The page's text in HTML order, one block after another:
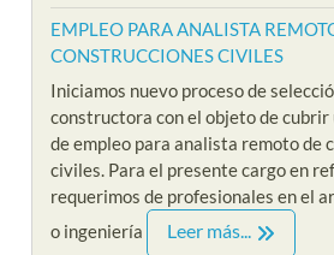
EMPLEO PARA ANALISTA
CONSTRUCCIONES CIVILES
Iniciamos nuevo proceso de
constructora con el objeto de cubrir
de empleo para analista remoto de
civiles. Para el presente cargo en
requerimos de profesionales en el
o ingeniería
Leer más...